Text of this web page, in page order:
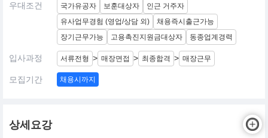
우대조건 국가유공자 보훈대상자
인근 거주자
유사업무경험 (영업/상담 외)
채용즉시출근가능
장기근무가능
고용촉진지원금대상자 동종업계경력
입사과정 서류전형 > 매장면접 > 최종합격 > 매장근무
모집기간 채용시까지
상세요강